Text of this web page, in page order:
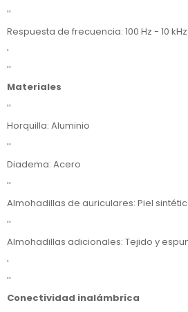
''
Respuesta de frecuencia: 100 Hz - 10 kHz
'
''
Materiales
''
Horquilla: Aluminio
''
Diadema: Acero
''
Almohadillas de auriculares: Piel
''
Almohadillas adicionales: Tejido y
'
''
Conectividad inalámbrica